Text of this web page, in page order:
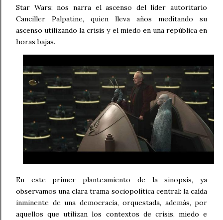
Star Wars; nos narra el ascenso del líder autoritario
Canciller Palpatine, quien lleva años meditando su
ascenso utilizando la crisis y el miedo en una república en
horas bajas.
En este primer planteamiento de la sinopsis, ya
observamos una clara trama sociopolítica central: la caída
inminente de una democracia, orquestada, además, por
aquellos que utilizan los contextos de crisis, miedo e